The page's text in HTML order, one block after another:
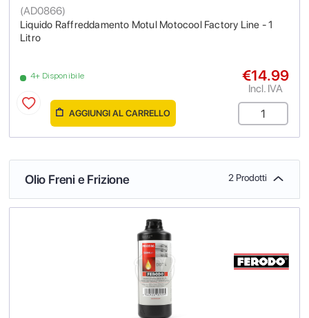
Liquido Raffreddamento Motul Motocool Factory Line - 1
Litro
(AD0866)
4+ Disponibile €14.99
Incl. IVA
AGGIUNGI AL CARRELLO
Olio Freni e Frizione 2 Prodotti